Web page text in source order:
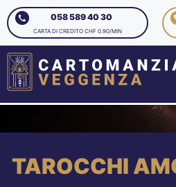
058 589 40 30
CARTA DI CREDITO CHF 0.90/MIN
TAROCCHI